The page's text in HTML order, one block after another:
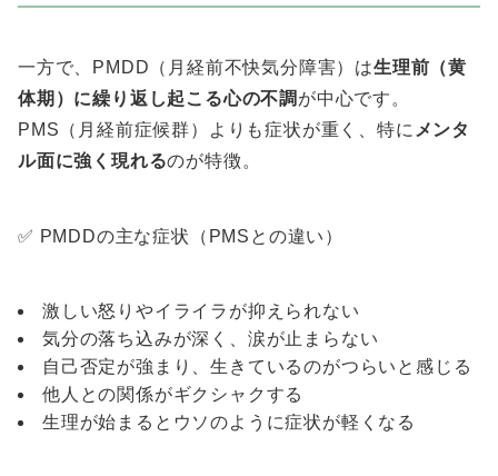
一方で、PMDD（月経前不快気分障害）は生理前（黄
体期）に繰り返し起こる心の不調 が中心です。
PMS（月経前症候群）よりも症状が重く、特に メンタ
ル面に強く現れるのが特徴。
✅ PMDDの主な症状（PMSとの違い）
激しい怒りやイライラが抑えられない
気分の落ち込みが深く、涙が止まらない
自己否定が強まり、生きているのがつらいと感じる
他人との関係がギクシャクする
生理が始まるとウソのように症状が軽くなる